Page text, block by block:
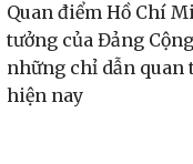
Quan điểm Hồ Chí
tưởng của Đảng
những chỉ dẫn
hiện nay